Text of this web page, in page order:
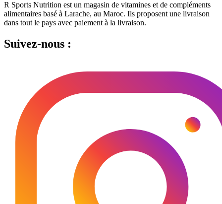
R Sports Nutrition est un magasin de vitamines et de compléments
alimentaires basé à Larache, au Maroc. Ils proposent une livraison
dans tout le pays avec paiement à la livraison.
Suivez-nous :